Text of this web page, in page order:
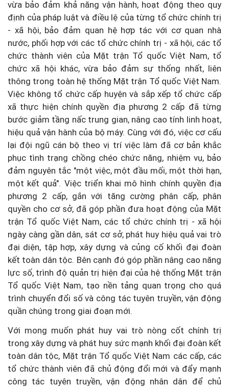
vừa bảo đảm khả năng vận hành, hoạt động theo quy
định của pháp luật và điều lệ của từng tổ chức chính trị
- xã hội, bảo đảm quan hệ hợp tác với cơ quan nhà
nước, phối hợp với các tổ chức chính trị - xã hội, các tổ
chức thành viên của Mặt trận Tổ quốc Việt Nam, tổ
chức xã hội khác, vừa bảo đảm sự thống nhất, liên
thông trong toàn hệ thống Mặt trận Tổ quốc Việt Nam.
Việc không tổ chức cấp huyện và sắp xếp tổ chức cấp
xã thực hiện chính quyền địa phương 2 cấp đã từng
bước giảm tầng nấc trung gian, nâng cao tính linh hoạt,
hiệu quả vận hành của bộ máy. Cùng với đó, việc cơ cấu
lại đội ngũ cán bộ theo vị trí việc làm đã cơ bản khắc
phục tình trạng chồng chéo chức năng, nhiệm vụ, bảo
đảm nguyên tắc "một việc, một đầu mối, một thời hạn,
một kết quả". Việc triển khai mô hình chính quyền địa
phương 2 cấp, gắn với tăng cường phân cấp, phân
quyền cho cơ sở, đã góp phần đưa hoạt động của Mặt
trận Tổ quốc Việt Nam, các tổ chức chính trị - xã hội
ngày càng gần dân, sát cơ sở, phát huy hiệu quả vai trò
đại diện, tập hợp, xây dựng và củng cố khối đại đoàn
kết toàn dân tộc. Bên cạnh đó góp phần nâng cao năng
lực số, trình độ quản trị hiện đại của hệ thống Mặt trận
Tổ quốc Việt Nam, tạo nền tảng quan trọng cho quá
trình chuyển đổi số và công tác tuyên truyền, vận động
quần chúng trong giai đoạn mới.
Với mong muốn phát huy vai trò nòng cốt chính trị
trong xây dựng và phát huy sức mạnh khối đại đoàn kết
toàn dân tộc, Mặt trận Tổ quốc Việt Nam các cấp, các
tổ chức thành viên đã chủ động đổi mới và đẩy mạnh
công tác tuyên truyền, vận động nhân dân để chủ